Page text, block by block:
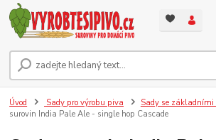
Úvod Sady pro výrobu piva Sady se
surovin India Pale Ale - single hop Cascade